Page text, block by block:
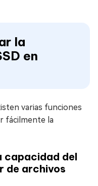
la
en
varias funciones
fácilmente la
capacidad del
de archivos